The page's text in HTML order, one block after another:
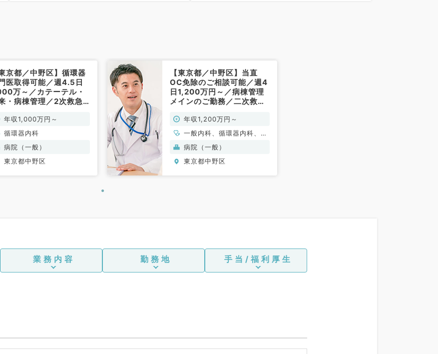
東京都／中野区】循環器
医取得可能／週4.5日
万～／カテーテル・
・病棟管理／2次救急
年収1,000万円～
循環器内科
病院（一般）
東京都中野区
【東京都／中野区】当直
OC免除のご相談可能／週4
日1,200万円～／病棟管理
メインのご勤務／二次救急
勤）年収1,200万円～
一般内科、循環器内科、呼
吸器内科、消化器内科、内
分泌・代謝内科
病院（一般）
東京都中野区
業務内容 勤務地 手当/福利厚生